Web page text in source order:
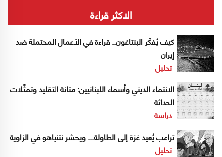
الاكثر قراءة
كيف يُفكّر البنتاغون.. قراءة في الأعمال المحتملة ضد
إيران
تحليل
الانتماء الديني وأسماء اللبنانيين: متانة التقليد وتمثّلات
الحداثة
دراسة
ترامب يُعيد غزة إلى الطاولة... ويحشر نتنياهو في الزاوية
تحليل